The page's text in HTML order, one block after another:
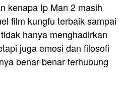
kenapa Ip Man 2 masih
film kungfu terbaik sampai
hanya menghadirkan
juga emosi dan filosofi
benar-benar terhubung